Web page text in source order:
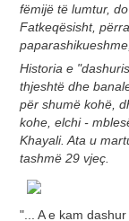
fëmijë të lumtur,
Fatkeqësisht,
Historia e
thjeshtë dhe
për shumë kohë,
kohe, elchi -
Khayali. Ata u
tashmë 29 vjeç.
"... A e kam